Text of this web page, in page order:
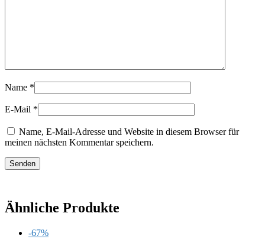
Name *
E-Mail *
Name, E-Mail-Adresse und Website in diesem Browser für
meinen nächsten Kommentar speichern.
Ähnliche Produkte
-67%